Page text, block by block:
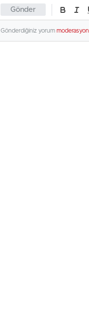
Gönder
Gönderdiğiniz yorum moderasyon